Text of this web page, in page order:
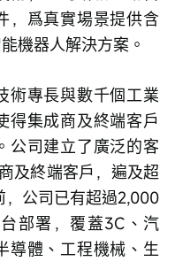
，爲真實場景提供含
機器人解決方案。
術專長與數千個工業
得集成商及終端客戶
公司建立了廣泛的客
及終端客戶，遍及超
公司已有超過2,000
部署，覆蓋3C、汽
導體、工程機械、生